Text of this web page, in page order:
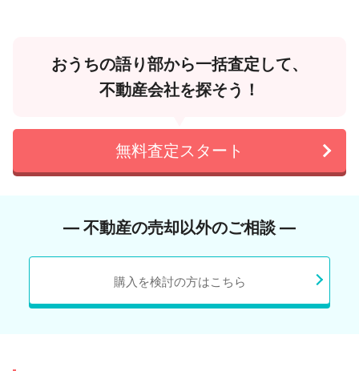
おうちの語り部から一括査定して、
不動産会社を探そう！
無料査定スタート
― 不動産の売却以外のご相談 ―
購入を検討の方はこちら